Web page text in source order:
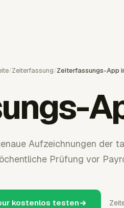
/Zeiterfassung/Zeiterfassungs-App
Aufzeichnungen der
Prüfung vor
kostenlos testen